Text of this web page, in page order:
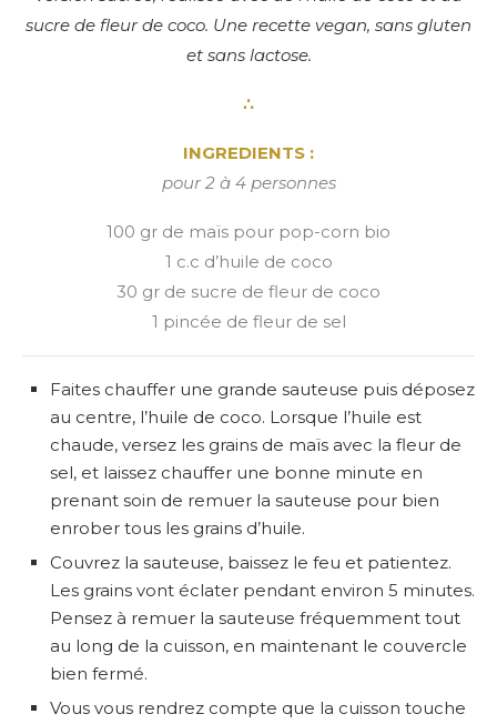
sucre de fleur de coco. Une recette vegan, sans gluten
et sans lactose.
∴
INGREDIENTS :
pour 2 à 4 personnes
100 gr de maïs pour pop-corn bio
1 c.c d’huile de coco
30 gr de sucre de fleur de coco
1 pincée de fleur de sel
Faites chauffer une grande sauteuse puis déposez
au centre, l’huile de coco. Lorsque l’huile est
chaude, versez les grains de maïs avec la fleur de
sel, et laissez chauffer une bonne minute en
prenant soin de remuer la sauteuse pour bien
enrober tous les grains d’huile.
Couvrez la sauteuse, baissez le feu et patientez.
Les grains vont éclater pendant environ 5 minutes.
Pensez à remuer la sauteuse fréquemment tout
au long de la cuisson, en maintenant le couvercle
bien fermé.
Vous vous rendrez compte que la cuisson touche